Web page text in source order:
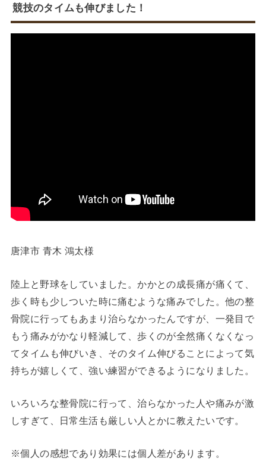
競技のタイムも伸びました！
唐津市 青木 鴻太様
陸上と野球をしていました。かかとの成長痛が痛くて、
歩く時も少しついた時に痛むような痛みでした。他の整
骨院に行ってもあまり治らなかったんですが、一発目で
もう痛みがかなり軽減して、歩くのが全然痛くなくなっ
てタイムも伸びいき、そのタイム伸びることによって気
持ちが嬉しくて、強い練習ができるようになりました。
いろいろな整骨院に行って、治らなかった人や痛みが激
しすぎて、日常生活も厳しい人とかに教えたいです。
※個人の感想であり効果には個人差があります。